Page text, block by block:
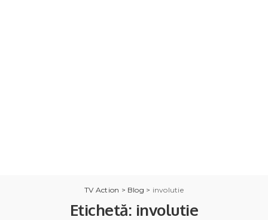
TV Action > Blog > involutie
Etichetă: involutie